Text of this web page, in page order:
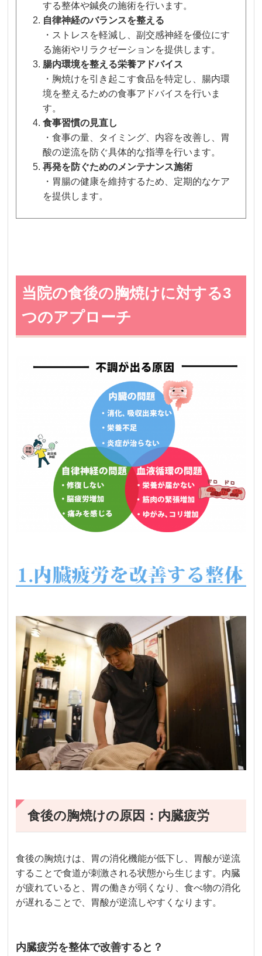
する整体や鍼灸の施術を行います。
自律神経のバランスを整える
・ストレスを軽減し、副交感神経を優位にす
る施術やリラクゼーションを提供します。
腸内環境を整える栄養アドバイス
・胸焼けを引き起こす食品を特定し、腸内環
境を整えるための食事アドバイスを行いま
す。
食事習慣の見直し
・食事の量、タイミング、内容を改善し、胃
酸の逆流を防ぐ具体的な指導を行います。
再発を防ぐためのメンテナンス施術
・胃腸の健康を維持するため、定期的なケア
を提供します。
当院の食後の胸焼けに対する3
つのアプローチ
食後の胸焼けの原因：内臓疲労
食後の胸焼けは、胃の消化機能が低下し、胃酸が逆流
することで食道が刺激される状態から生じます。内臓
が疲れていると、胃の働きが弱くなり、食べ物の消化
が遅れることで、胃酸が逆流しやすくなります。
内臓疲労を整体で改善すると？